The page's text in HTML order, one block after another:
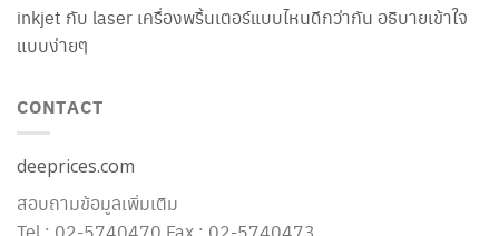
inkjet กับ laser เครื่องพริ้นเตอร์แบบไหนดีกว่ากัน อธิบายเข้าใจ
แบบง่ายๆ
CONTACT
deeprices.com
สอบถามข้อมูลเพิ่มเติม